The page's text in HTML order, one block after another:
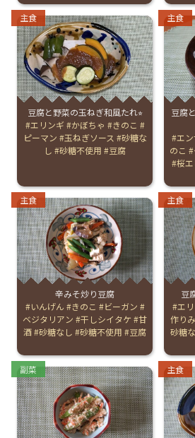
Categories:
主食
豆腐と野菜の玉ねぎ和風たれ⭐︎
Tags:
エリンギ かぼちゃ
きのこ
ピーマン
玉ねぎソース
砂糖な
し
砂糖不使用 豆腐
主食
豆腐
Tags:
エン
のこ
桜
Categories:
主食
辛みそ炒り豆腐
Tags:
いんげん きのこ
ビーガン
ベジタリアン
干しシイタケ
甘
酒 砂糖なし 砂糖不使用 豆腐
主食
豆
Tags:
エ
作り
砂糖
Categories:
副菜 主食
母乳育児
予防接種
その他の診療
‘さんルーム’ でさまざま
遠方にお住まいで当院での出産
医師プロフィ
English Page